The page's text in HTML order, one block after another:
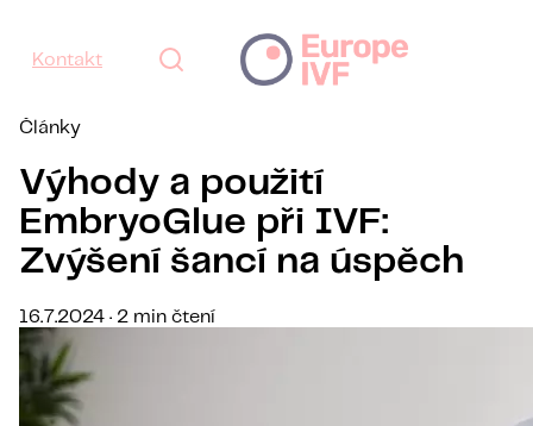
Kontakt
Články
Výhody a použití
EmbryoGlue při IVF:
Zvýšení šancí na úspěch
16.7.2024 · 2 min čtení